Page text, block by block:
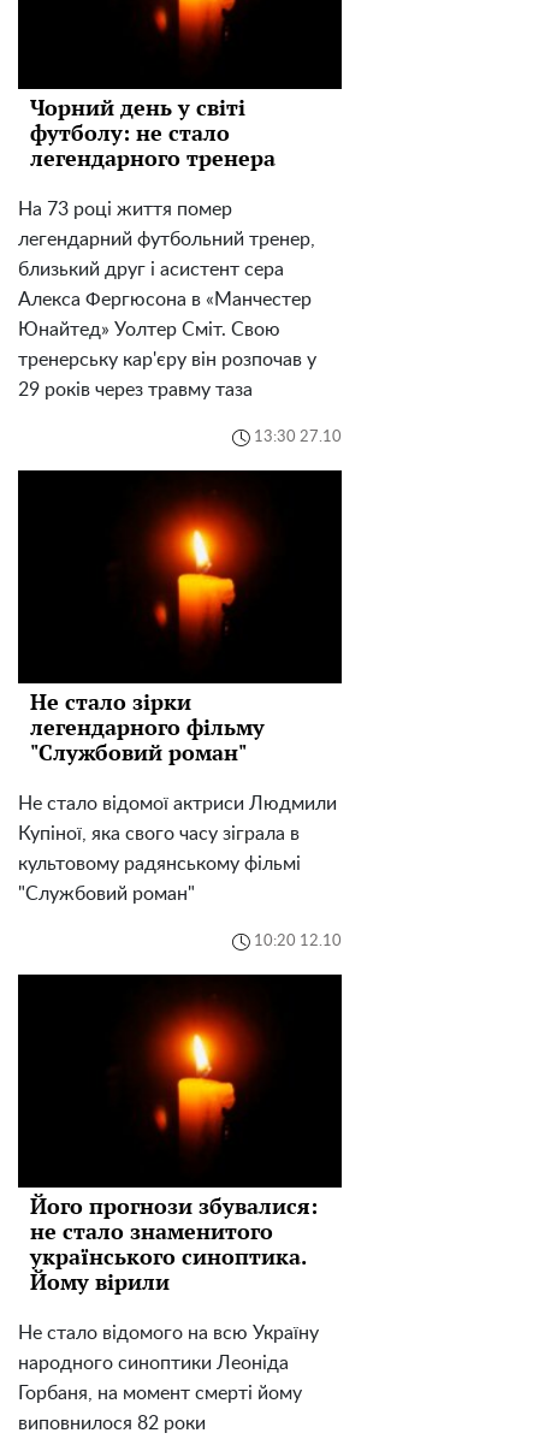
Чорний день у світі
футболу: не стало
легендарного тренера
На 73 році життя помер
легендарний футбольний тренер,
близький друг і асистент сера
Алекса Фергюсона в «Манчестер
Юнайтед» Уолтер Сміт. Свою
тренерську кар'єру він розпочав у
29 років через травму таза
13:30 27.10
Не стало зірки
легендарного фільму
"Службовий роман"
Не стало відомої актриси Людмили
Купіної, яка свого часу зіграла в
культовому радянському фільмі
"Службовий роман"
10:20 12.10
Його прогнози збувалися:
не стало знаменитого
українського синоптика.
Йому вірили
Не стало відомого на всю Україну
народного синоптики Леоніда
Горбаня, на момент смерті йому
виповнилося 82 роки